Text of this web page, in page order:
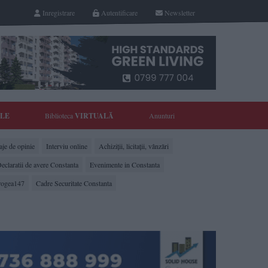
Newsletter
Autentificare
Inregistrare
BibliotecaVIRTUALĂ Anunturi
de opinie Interviu online
Achiziții, licitații, vânzări
de avere Constanta
Evenimente in Constanta
Cadre Securitate Constanta